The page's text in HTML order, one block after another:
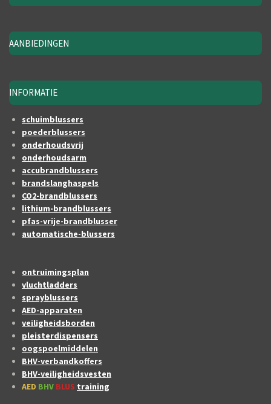
AANBIEDINGEN
INFORMATIE
schuimblussers
poederblussers
onderhoudsvrij
onderhoudsarm
accubrandblussers
brandslanghaspels
CO2-brandblussers
lithium-brandblussers
pfas-vrije-brandblusser
automatische-blussers
ontruimingsplan
vluchtladders
sprayblussers
AED-apparaten
veiligheidsborden
pleisterdispensers
oogspoelmiddelen
BHV-verbandkoffers
BHV-veiligheidsvesten
AED BHV BLUS training